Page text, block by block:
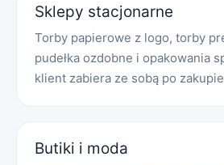
Sklepy stacjonarne
Torby papierowe z logo, torby
pudełka ozdobne i opakowania
klient zabiera ze sobą po
Butiki i moda